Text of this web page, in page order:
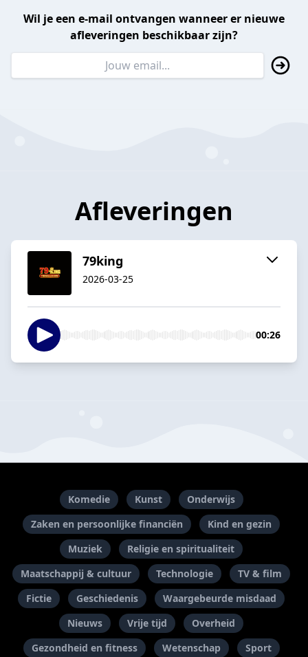
Wil je een e-mail ontvangen wanneer er nieuwe
afleveringen beschikbaar zijn?
Afleveringen
79king
2026-03-25
00:26
Komedie Kunst
Onderwijs
Zaken en persoonlijke financiën
Kind en gezin
Muziek
Religie en spiritualiteit
Maatschappij & cultuur
Technologie
TV & film
Fictie
Geschiedenis
Waargebeurde misdaad
Nieuws
Vrije tijd
Overheid
Gezondheid en fitness
Wetenschap Sport